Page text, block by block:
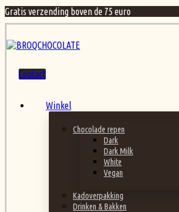
Gratis verzending boven de 75 euro
Contact
Winkel
Chocolade repen
Dark
Dark Milk
White
Vegan
Kadoverpakking
Drinken & Bakken